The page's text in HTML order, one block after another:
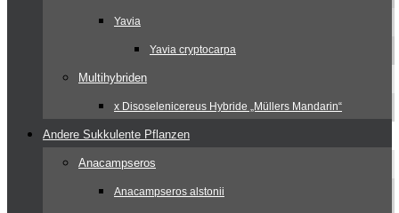
Yavia
Yavia cryptocarpa
Multihybriden
x Disoselenicereus Hybride „Müllers Mandarin“
Andere Sukkulente Pflanzen
Anacampseros
Anacampseros alstonii